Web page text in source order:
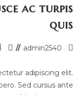
ac turpis
quis
admin2540
adipiscing elit.
Sed cursus ante